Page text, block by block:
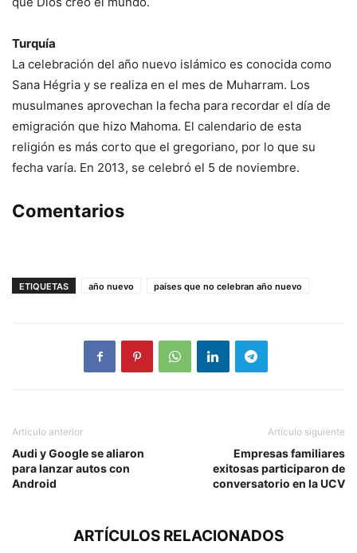
Turquía
La celebración del año nuevo islámico es conocida como
Sana Hégria y se realiza en el mes de Muharram. Los
musulmanes aprovechan la fecha para recordar el día de
emigración que hizo Mahoma. El calendario de esta
religión es más corto que el gregoriano, por lo que su
fecha varía. En 2013, se celebró el 5 de noviembre.
Comentarios
ETIQUETAS año nuevo países que no celebran año nuevo
Artículo anterior
Audi y Google se aliaron
para lanzar autos con
Android
Artículo siguiente
Empresas familiares
exitosas participaron de
conversatorio en la UCV
ARTÍCULOS RELACIONADOS